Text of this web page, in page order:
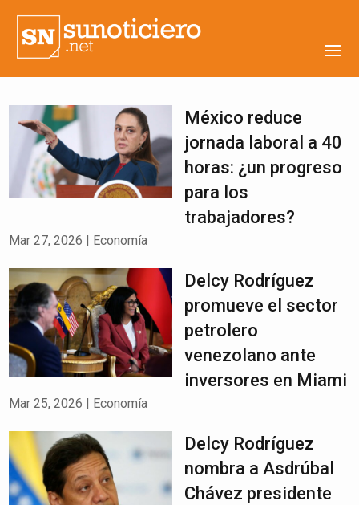
México reduce
jornada laboral a 40
horas: ¿un progreso
para los
trabajadores?
Mar 27, 2026 | Economía
Delcy Rodríguez
promueve el sector
petrolero
venezolano ante
inversores en Miami
Mar 25, 2026 | Economía
Delcy Rodríguez
nombra a Asdrúbal
Chávez presidente